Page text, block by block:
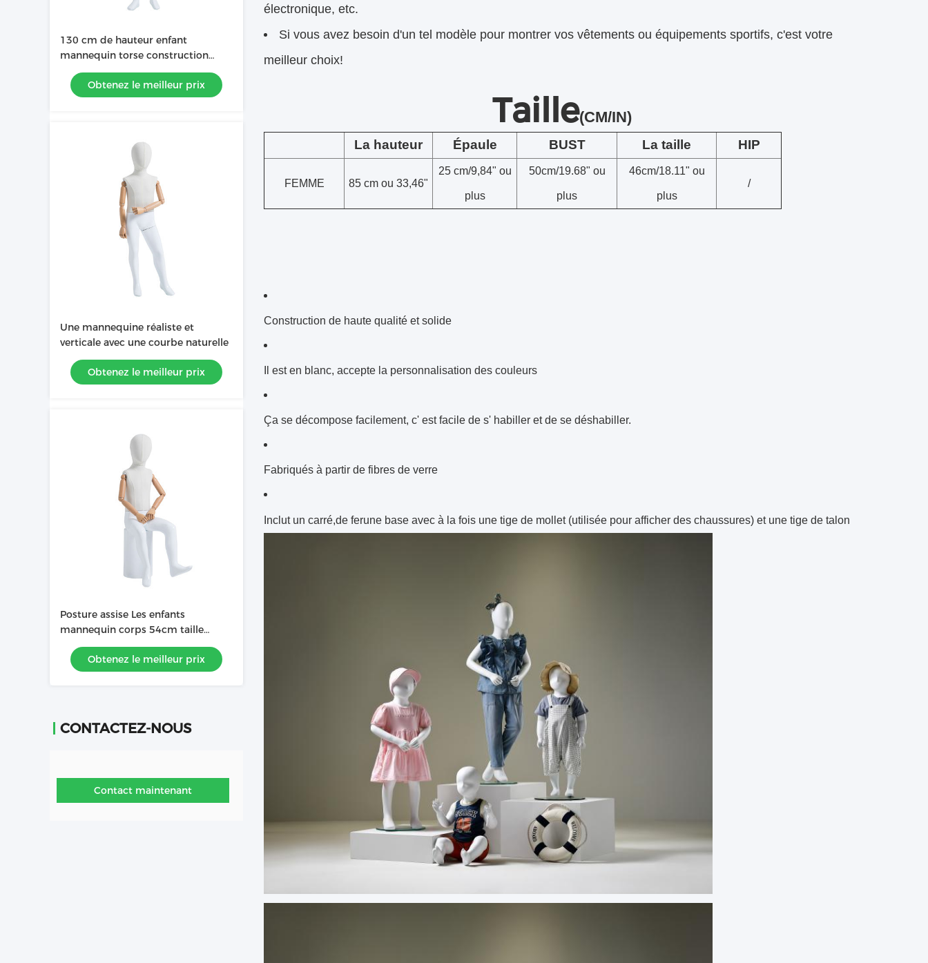
130 cm de hauteur enfant
mannequin torse construction
solide corps entier mannequin
blanc Obtenez le meilleur prix
Une mannequine réaliste et
verticale avec une courbe naturelle
Obtenez le meilleur prix
Posture assise Les enfants
mannequin corps 54cm taille
Vêtements de démonstration
mannequin
Obtenez le meilleur prix
CONTACTEZ-NOUS
Contact maintenant
électronique, etc.
Si vous avez besoin d'un tel modèle pour montrer vos vêtements ou équipements sportifs, c'est votre
meilleur choix!
Taille(CM/IN)
La hauteur Épaule BUST La taille HIP
FEMME 85 cm ou 33,46"
25 cm/9,84" ou
plus
50cm/19.68" ou
plus
46cm/18.11" ou
plus
/
Construction de haute qualité et solide
Il est en blanc, accepte la personnalisation des couleurs
Ça se décompose facilement, c' est facile de s' habiller et de se déshabiller.
Fabriqués à partir de fibres de verre
Inclut un carré,de ferune base avec à la fois une tige de mollet (utilisée pour afficher des chaussures) et une tige de talon